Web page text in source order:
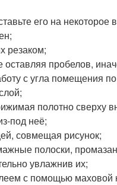
его на
резаком;
пробелов,
с угла помещения
полотно сверху
под неё;
совмещая рисунок;
полоски,
увлажнив их;
с помощью маховой